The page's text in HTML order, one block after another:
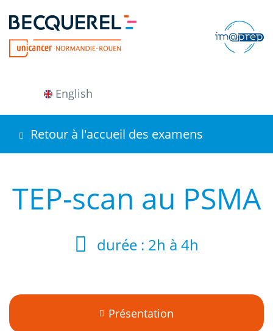
contenu
principal
English
Retour à l'accueil des examens
TEP-scan au PSMA
durée : 2h à 4h
Présentation